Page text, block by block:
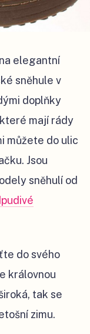
elegantní
sněhule v
doplňky
mají rády
můžete do ulic
Jsou
sněhulí od
do svého
královnou
tak se
zimu.